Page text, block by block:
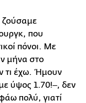
που
πόνοι. Με
μήνα στο
τι έχω. Ήμουν
ύψος 1.70!‒, δεν
πολύ, γιατί